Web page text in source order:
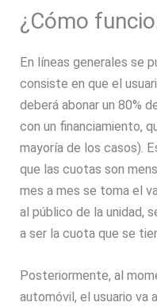
¿Cómo
En líneas generales se
consiste en que el
deberá abonar un 80%
con un financiamiento,
mayoría de los casos).
que las cuotas son
mes a mes se toma el
al público de la unidad,
a ser la cuota que se
Posteriormente, al
automóvil, el usuario va